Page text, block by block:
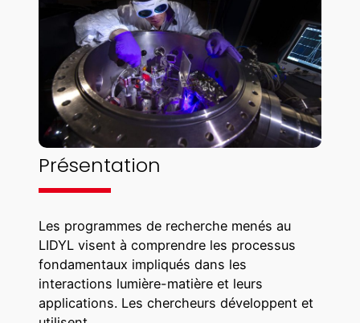
s
l
’
é
t
u
d
e
d
d
y
n
a
m
Présentation
Les programmes de recherche menés au
LIDYL visent à comprendre les processus
fondamentaux impliqués dans les
interactions lumière-matière et leurs
applications. Les chercheurs développent et